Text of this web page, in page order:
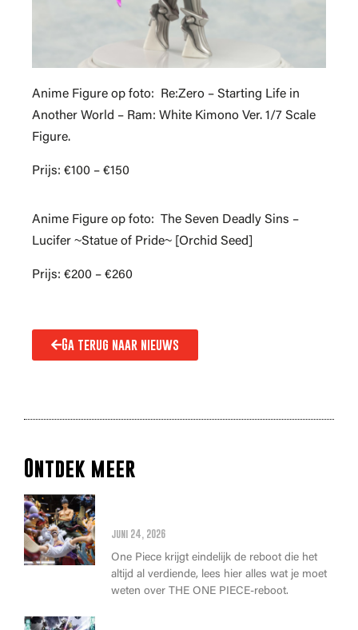
Anime Figure op foto: Re:Zero – Starting Life in
Another World – Ram: White Kimono Ver. 1/7 Scale
Figure.
Prijs: €100 – €150
Anime Figure op foto: The Seven Deadly Sins –
Lucifer ~Statue of Pride~ [Orchid Seed]
Prijs: €200 – €260
Ga terug naar nieuws
Ontdek meer
juni 24, 2026
One Piece krijgt eindelijk de reboot die het
altijd al verdiende, lees hier alles wat je moet
weten over THE ONE PIECE-reboot.